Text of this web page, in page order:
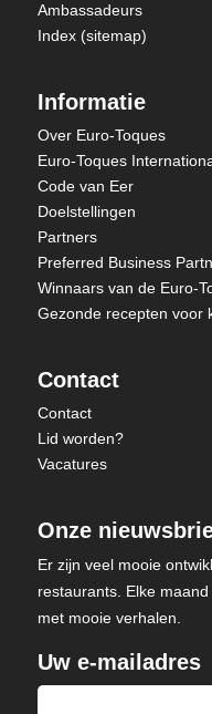
Ambassadeurs
Index (sitemap)
Informatie
Over Euro-Toques
Euro-Toques
Code van Eer
Doelstellingen
Partners
Preferred Business
Winnaars van de Euro-
Gezonde recepten voor
Contact
Contact
Lid worden?
Vacatures
Onze
Er zijn veel mooie
restaurants. Elke
met mooie verhalen.
Uw e-mailadres